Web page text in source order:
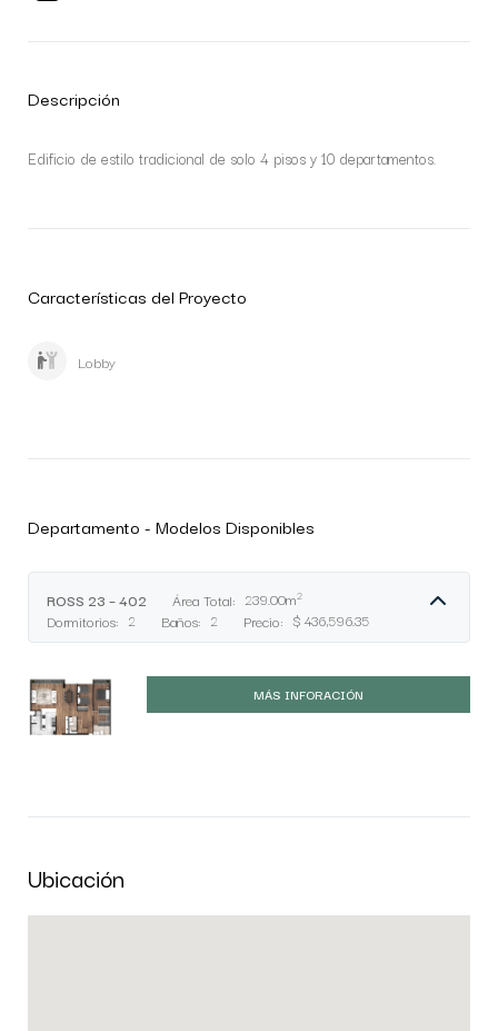
Descripción
Edificio de estilo tradicional de solo 4 pisos y 10 departamentos.
Características del Proyecto
Lobby
Departamento - Modelos Disponibles
ROSS 23 – 402 Área Total: 239.00m2
Dormitorios: 2 Baños: 2 Precio: $ 436,596.35
MÁS INFORACIÓN
Ubicación